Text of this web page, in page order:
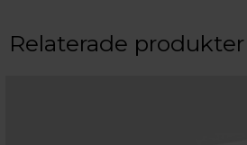
Relaterade produkter